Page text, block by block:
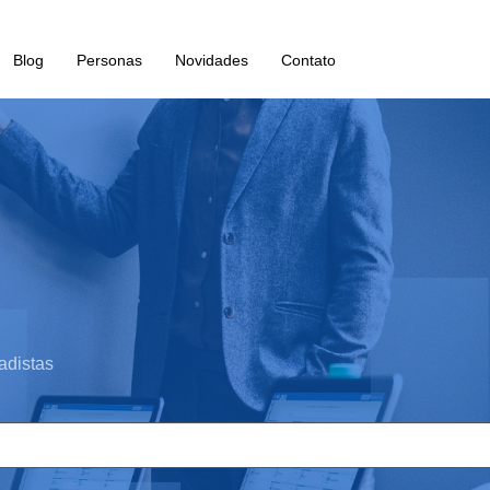
Blog Personas Novidades Contato